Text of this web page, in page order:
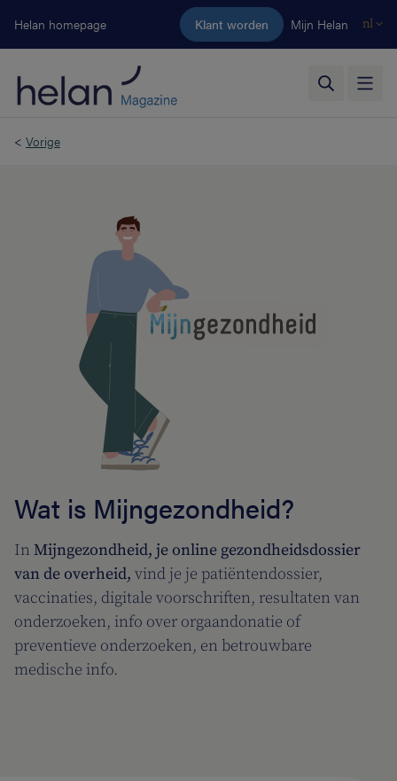
Ga naar de hoofdinhoud
Helan homepage Klant worden Mijn Helan nl
< Vorige
Wat is Mijngezondheid?
In Mijngezondheid, je online gezondheidsdossier
van de overheid, vind je je patiëntendossier,
vaccinaties, digitale voorschriften, resultaten van
onderzoeken, info over orgaandonatie of
preventieve onderzoeken, en betrouwbare
medische info.